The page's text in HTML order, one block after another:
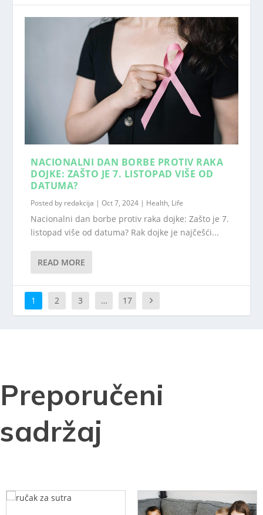
NACIONALNI DAN BORBE PROTIV RAKA
DOJKE: ZAŠTO JE 7. LISTOPAD VIŠE OD
DATUMA?
Posted by redakcija |Oct 7, 2024 | Health, Life
Nacionalni dan borbe protiv raka dojke: Zašto je 7.
listopad više od datuma? Rak dojke je najčešći...
READ MORE
1 2 3 … 17
Preporučeni
sadržaj